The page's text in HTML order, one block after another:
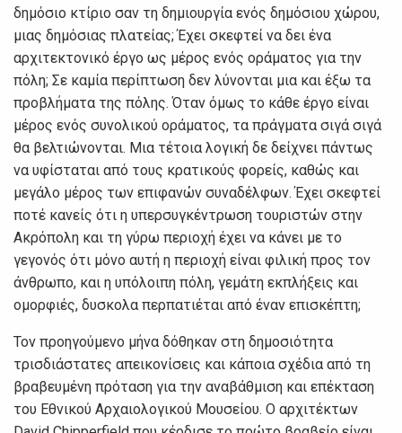
δημόσιο κτίριο σαν τη δημιουργία ενός δημόσιου χώρου,
μιας δημόσιας πλατείας; Έχει σκεφτεί να δει ένα
αρχιτεκτονικό έργο ως μέρος ενός οράματος για την
πόλη; Σε καμία περίπτωση δεν λύνονται μια και έξω τα
προβλήματα της πόλης. Όταν όμως το κάθε έργο είναι
μέρος ενός συνολικού οράματος, τα πράγματα σιγά σιγά
θα βελτιώνονται. Μια τέτοια λογική δε δείχνει πάντως
να υφίσταται από τους κρατικούς φορείς, καθώς και
μεγάλο μέρος των επιφανών συναδέλφων. Έχει σκεφτεί
ποτέ κανείς ότι η υπερσυγκέντρωση τουριστών στην
Ακρόπολη και τη γύρω περιοχή έχει να κάνει με το
γεγονός ότι μόνο αυτή η περιοχή είναι φιλική προς τον
άνθρωπο, και η υπόλοιπη πόλη, γεμάτη εκπλήξεις και
ομορφιές, δυσκολα περπατιέται από έναν επισκέπτη;
Τον προηγούμενο μήνα δόθηκαν στη δημοσιότητα
τρισδιάστατες απεικονίσεις και κάποια σχέδια από τη
βραβευμένη πρόταση για την αναβάθμιση και επέκταση
του Εθνικού Αρχαιολογικού Μουσείου. Ο αρχιτέκτων